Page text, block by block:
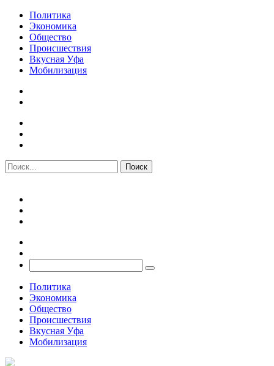
Политика
Экономика
Общество
Происшествия
Вкусная Уфа
Мобилизация
Политика
Экономика
Общество
Происшествия
Вкусная Уфа
Мобилизация